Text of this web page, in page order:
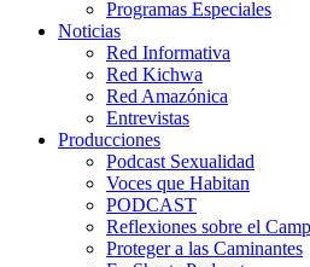
Programas Especiales
Noticias
Red Informativa
Red Kichwa
Red Amazónica
Entrevistas
Producciones
Podcast Sexualidad
Voces que Habitan
PODCAST
Reflexiones sobre el
Proteger a las Caminantes